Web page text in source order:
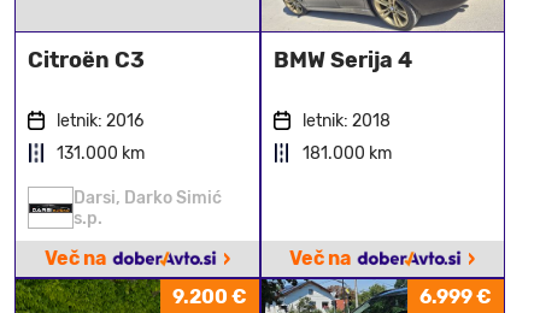
Citroën C3
letnik: 2016
131.000 km
Darsi, Darko Simić
s.p.
Več na ›
BMW Serija 4
letnik: 2018
181.000 km
Več na ›
9.200 € 6.999 €